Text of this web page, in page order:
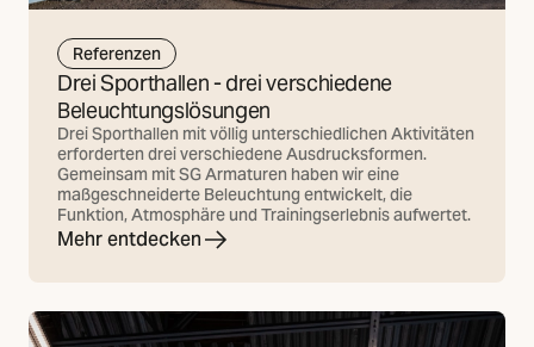
Referenzen
Drei Sporthallen - drei verschiedene
Beleuchtungslösungen
Drei Sporthallen mit völlig unterschiedlichen Aktivitäten
erforderten drei verschiedene Ausdrucksformen.
Gemeinsam mit SG Armaturen haben wir eine
maßgeschneiderte Beleuchtung entwickelt, die
Funktion, Atmosphäre und Trainingserlebnis aufwertet.
Mehr entdecken